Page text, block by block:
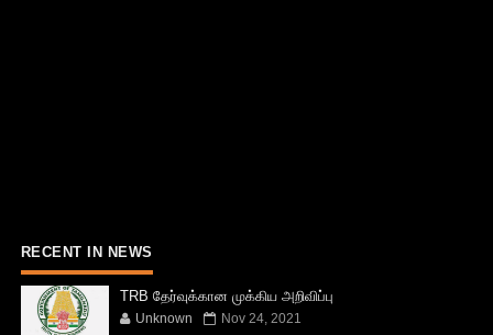
RECENT IN NEWS
TRB தேர்வுக்கான முக்கிய அறிவிப்பு
Unknown Nov 24, 2021